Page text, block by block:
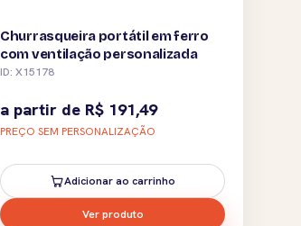
Churrasqueira portátil em ferro
com ventilação personalizada
ID: X15178
a partir de R$ 191,49
PREÇO SEM PERSONALIZAÇÃO
Adicionar ao carrinho
Ver produto